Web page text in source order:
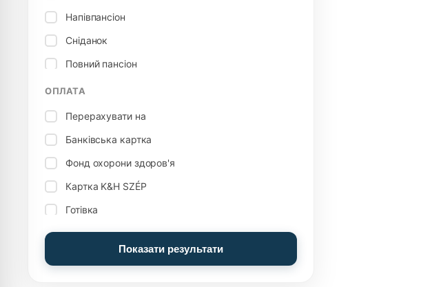
Підходить для дітей
Дитячий стілець, стільчик для годування
Критий басейн
Інші послуги
Електрична плита
Напівпансіон
Сніданок
Повний пансіон
Вегетаріанська кухня
ОПЛАТА
Перерахувати на
Банківська картка
Фонд охорони здоров'я
Картка K&H SZÉP
Готівка
Готівка: Євро (€)
Картка MKB SZÉP
Показати результати